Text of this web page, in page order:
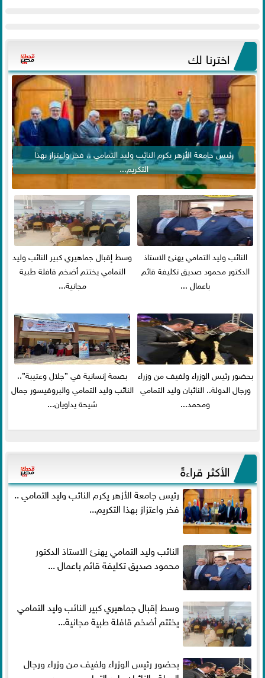
اخترنا لك
رئيس جامعة الأزهر يكرم النائب وليد التمامي .. فخر واعتزاز بهذا
التكريم...
النائب وليد التمامي يهنئ الاستاذ
الدكتور محمود صديق تكليفة قائم
باعمال ...
وسط إقبال جماهيري كبير النائب وليد
التمامي يختتم أضخم قافلة طبية
مجانية...
بحضور رئيس الوزراء ولفيف من وزراء
ورجال الدولة.. النائبان وليد التمامي
ومحمد...
بصمة إنسانية في ”جلال وعتيبة”..
النائب وليد التمامي والبروفيسور جمال
شيحة يداويان...
الأكثر قراءةً
رئيس جامعة الأزهر يكرم النائب وليد التمامي ..
فخر واعتزاز بهذا التكريم...
النائب وليد التمامي يهنئ الاستاذ الدكتور
محمود صديق تكليفة قائم باعمال ...
وسط إقبال جماهيري كبير النائب وليد التمامي
يختتم أضخم قافلة طبية مجانية...
بحضور رئيس الوزراء ولفيف من وزراء ورجال